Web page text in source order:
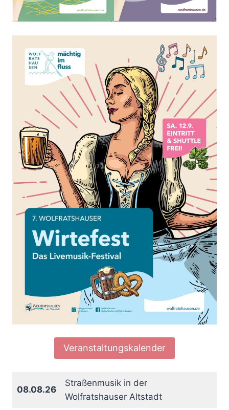
Veranstaltungskalender
08.08.26
Straßenmusik in der
Wolfratshauser Altstadt